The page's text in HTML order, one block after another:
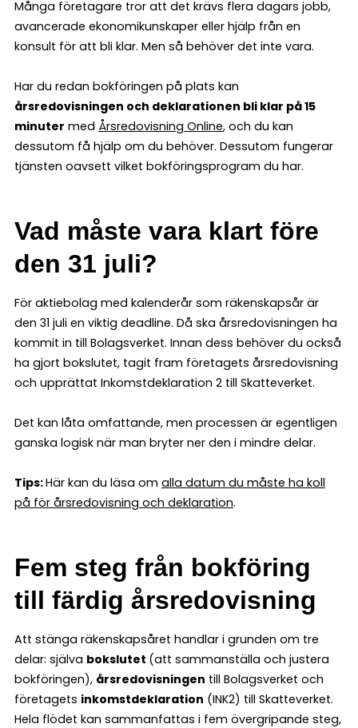
Många företagare tror att det krävs flera dagars jobb,
avancerade ekonomikunskaper eller hjälp från en
konsult för att bli klar. Men så behöver det inte vara.
Har du redan bokföringen på plats kan
årsredovisningen och deklarationen bli klar på 15
minuter med Årsredovisning Online, och du kan
dessutom få hjälp om du behöver. Dessutom fungerar
tjänsten oavsett vilket bokföringsprogram du har.
Vad måste vara klart före
den 31 juli?
För aktiebolag med kalenderår som räkenskapsår är
den 31 juli en viktig deadline. Då ska årsredovisningen ha
kommit in till Bolagsverket. Innan dess behöver du också
ha gjort bokslutet, tagit fram företagets årsredovisning
och upprättat Inkomstdeklaration 2 till Skatteverket.
Det kan låta omfattande, men processen är egentligen
ganska logisk när man bryter ner den i mindre delar.
Tips:Här kan du läsa om alla datum du måste ha koll
på för årsredovisning och deklaration.
Fem steg från bokföring
till färdig årsredovisning
Att stänga räkenskapsåret handlar i grunden om tre
delar: själva bokslutet (att sammanställa och justera
bokföringen), årsredovisningen till Bolagsverket och
företagets inkomstdeklaration (INK2) till Skatteverket.
Hela flödet kan sammanfattas i fem övergripande steg,